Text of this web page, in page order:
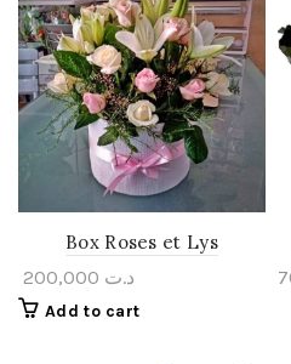
Box Roses et Lys
د.ت
Add to cart